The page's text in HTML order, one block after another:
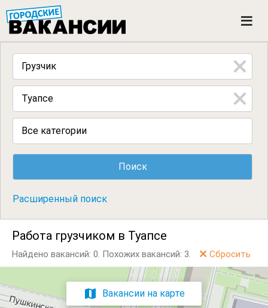
n
Все категории
Расширенный поиск
Работа грузчиком в Туапсе
Найдено вакансий: 0. Похожих вакансий: 3. Сбросить
Вакансии на карте